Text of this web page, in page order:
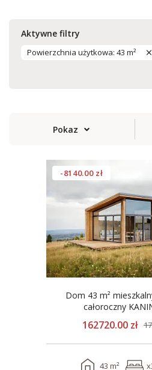
Aktywne filtry
Powierzchnia użytkowa: 43 m²
Pokaz
-8140.00 zł
Dom 43 m²
całoroczny
162720.00 zł
43 m²